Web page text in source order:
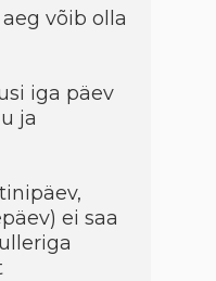
võib olla
iga päev
ja
ei saa